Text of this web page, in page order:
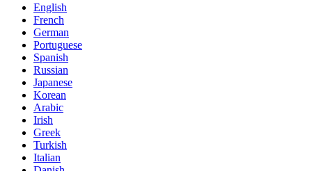
English
French
German
Portuguese
Spanish
Russian
Japanese
Korean
Arabic
Irish
Greek
Turkish
Italian